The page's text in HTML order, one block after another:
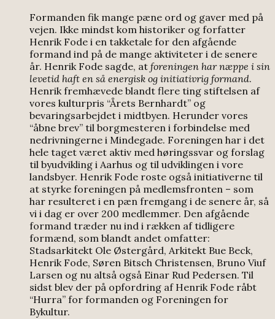
Formanden fik mange pæne ord og gaver med på
vejen. Ikke mindst kom historiker og forfatter
Henrik Fode i en takketale for den afgående
formand ind på de mange aktiviteter i de senere
år. Henrik Fode sagde, at foreningen har næppe i sin
levetid haft en så energisk og initiativrig formand.
Henrik fremhævede blandt flere ting stiftelsen af
vores kulturpris “Årets Bernhardt” og
bevaringsarbejdet i midtbyen. Herunder vores
“åbne brev” til borgmesteren i forbindelse med
nedrivningerne i Mindegade. Foreningen har i det
hele taget været aktiv med høringssvar og forslag
til byudvikling i Aarhus og til udviklingen i vore
landsbyer. Henrik Fode roste også initiativerne til
at styrke foreningen på medlemsfronten – som
har resulteret i en pæn fremgang i de senere år, så
vi i dag er over 200 medlemmer. Den afgående
formand træder nu ind i rækken af tidligere
formænd, som blandt andet omfatter:
Stadsarkitekt Ole Østergård, Arkitekt Bue Beck,
Henrik Fode, Søren Bitsch Christensen, Bruno Viuf
Larsen og nu altså også Einar Rud Pedersen. Til
sidst blev der på opfordring af Henrik Fode råbt
“Hurra” for formanden og Foreningen for
Bykultur.